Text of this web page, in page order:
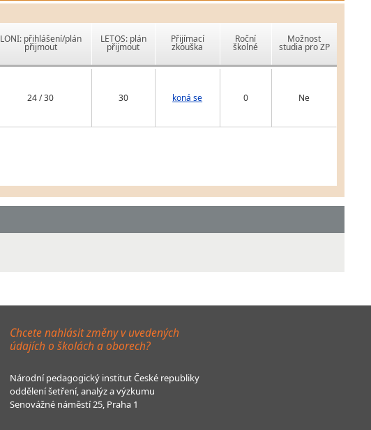
LONI: přihlášení/plán
přijmout
LETOS: plán
přijmout
Přijímací
zkouška
Roční
školné
Možnost
studia pro ZP
24 / 30 30 koná se 0 Ne
Chcete nahlásit změny v uvedených
údajích o školách a oborech?
Národní pedagogický institut České republiky
oddělení šetření, analýz a výzkumu
Senovážné náměstí 25, Praha 1